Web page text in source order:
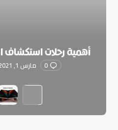
أهمية رحلات استكشاف
0 مارس 1, 2021